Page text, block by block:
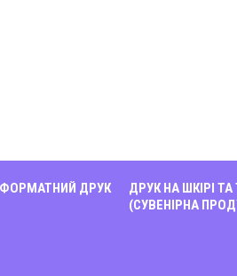
ДРУК
ДРУК НА ШКІРІ ТА
(СУВЕНІРНА